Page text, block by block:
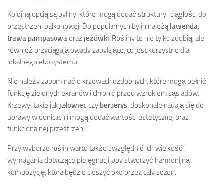
Kolejną opcją są byliny, które mogą dodać struktury i ciągłości do
przestrzeni balkonowej. Do popularnych bylin należąlawenda,
trawa pampasowaoraz jeżówki. Rośliny te nie tylko zdobią, ale
również przyciągają owady zapylające, co jest korzystne dla
lokalnego ekosystemu.
Nie należy zapominać o krzewach ozdobnych, które mogą pełnić
funkcję zielonych ekranów i chronić przed wzrokiem sąsiadów.
Krzewy, takie jak jałowiec czy berberys, doskonale nadają się do
uprawy w donicach i mogą dodać wartości estetycznej oraz
funkcjonalnej przestrzeni.
Przy wyborze roślin warto także uwzględnić ich wielkość i
wymagania dotyczące pielęgnacji, aby stworzyć harmonijną
kompozycję, która będzie cieszyć oko przez cały sezon.